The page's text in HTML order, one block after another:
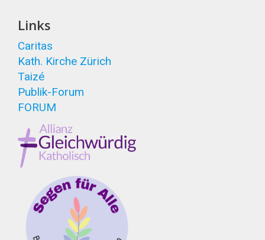
Links
Caritas
Kath. Kirche Zürich
Taizé
Publik-Forum
FORUM